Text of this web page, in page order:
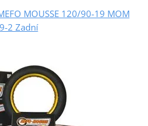
MOUSSE 120/90-19 MOM
2 Zadní